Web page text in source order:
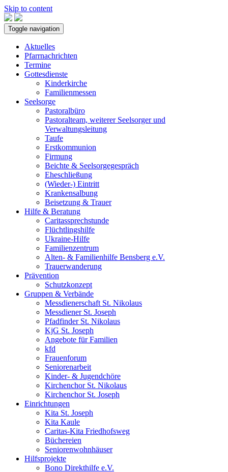
Skip to content
Toggle navigation
Aktuelles
Pfarrnachrichten
Termine
Gottesdienste
Kinderkirche
Familienmessen
Seelsorge
Pastoralbüro
Pastoralteam, weiterer Seelsorger und
Verwaltungsleitung
Taufe
Erstkommunion
Firmung
Beichte & Seelsorgegespräch
Eheschließung
(Wieder-) Eintritt
Krankensalbung
Beisetzung & Trauer
Hilfe & Beratung
Caritassprechstunde
Flüchtlingshilfe
Ukraine-Hilfe
Familienzentrum
Alten- & Familienhilfe Bensberg e.V.
Trauerwanderung
Prävention
Schutzkonzept
Gruppen & Verbände
Messdienerschaft St. Nikolaus
Messdiener St. Joseph
Pfadfinder St. Nikolaus
KjG St. Joseph
Angebote für Familien
kfd
Frauenforum
Seniorenarbeit
Kinder- & Jugendchöre
Kirchenchor St. Nikolaus
Kirchenchor St. Joseph
Einrichtungen
Kita St. Joseph
Kita Kaule
Caritas-Kita Friedhofsweg
Büchereien
Seniorenwohnhäuser
Hilfsprojekte
Bono Direkthilfe e.V.